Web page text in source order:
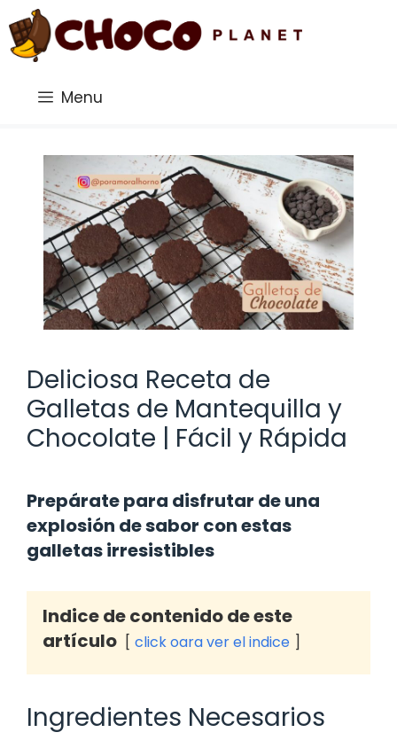
Saltar
al
contenido
Menu
Deliciosa Receta de
Galletas de Mantequilla y
Chocolate | Fácil y Rápida
Prepárate para disfrutar de una
explosión de sabor con estas
galletas irresistibles
Indice de contenido de este
artículo
click oara ver el indice
Ingredientes Necesarios